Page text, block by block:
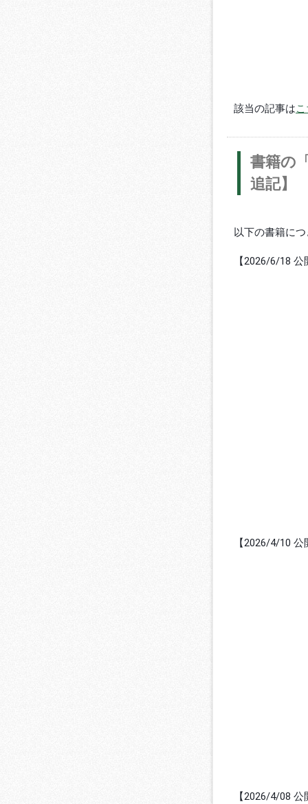
該当の記事は
書籍の
追記】
以下の書籍に
【2026/6/18 公
【2026/4/10 公
【2026/4/08 公